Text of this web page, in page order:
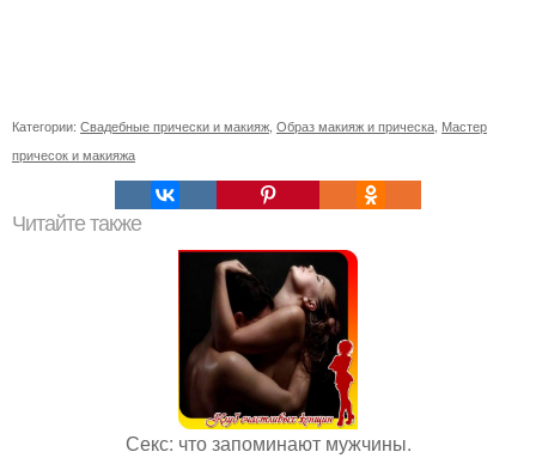
Категории: Свадебные прически и макияж Образ макияж и прическа Мастер
причесок и макияжа
Читайте также
Секс: что запоминают мужчины.